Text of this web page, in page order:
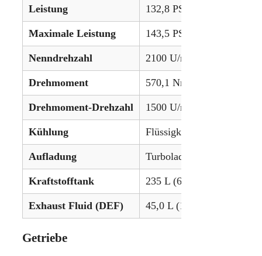
Leistung 132,8 PS (99,0 kW)
Maximale Leistung 143,5 PS (107,0 kW)
Nenndrehzahl 2100 U/min
Drehmoment 570,1 Nm
Drehmoment-Drehzahl 1500 U/min
Kühlung Flüssigkeitsgekühlt
Aufladung Turbolader mit
Kraftstofftank 235 L (62,1 Gallonen)
Exhaust Fluid (DEF) 45,0 L (11,9 Gallonen)
Getriebe